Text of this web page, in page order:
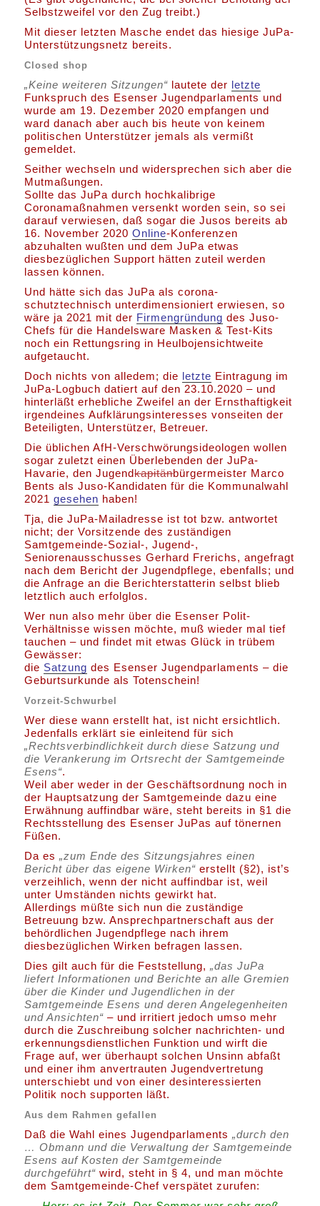
Selbstzweifel vor den Zug treibt.)
Mit dieser letzten Masche endet das hiesige JuPa-
Unterstützungsnetz bereits.
Closed shop
„Keine weiteren Sitzungen“ lautete der letzte
Funkspruch des Esenser Jugendparlaments und
wurde am 19. Dezember 2020 empfangen und
ward danach aber auch bis heute von keinem
politischen Unterstützer jemals als vermißt
gemeldet.
Seither wechseln und widersprechen sich aber die
Mutmaßungen.
Sollte das JuPa durch hochkalibrige
Coronamaßnahmen versenkt worden sein, so sei
darauf verwiesen, daß sogar die Jusos bereits ab
16. November 2020Online-Konferenzen
abzuhalten wußten und dem JuPa etwas
diesbezüglichen Support hätten zuteil werden
lassen können.
Und hätte sich das JuPa als corona-
schutztechnisch unterdimensioniert erwiesen, so
wäre ja 2021 mit der Firmengründung des Juso-
Chefs für die Handelsware Masken & Test-Kits
noch ein Rettungsring in Heulbojensichtweite
aufgetaucht.
Doch nichts von alledem; die letzte Eintragung im
JuPa-Logbuch datiert auf den 23.10.2020 – und
hinterläßt erhebliche Zweifel an der Ernsthaftigkeit
irgendeines Aufklärungsinteresses vonseiten der
Beteiligten, Unterstützer, Betreuer.
Die üblichen AfH-Verschwörungsideologen wollen
sogar zuletzt einen Überlebenden der JuPa-
Havarie, den Jugendkapitänbürgermeister Marco
Bents als Juso-Kandidaten für die Kommunalwahl
2021gesehen haben!
Tja, die JuPa-Mailadresse ist tot bzw. antwortet
nicht; der Vorsitzende des zuständigen
Samtgemeinde-Sozial-, Jugend-,
Seniorenausschusses Gerhard Frerichs, angefragt
nach dem Bericht der Jugendpflege, ebenfalls; und
die Anfrage an die Berichterstatterin selbst blieb
letztlich auch erfolglos.
Wer nun also mehr über die Esenser Polit-
Verhältnisse wissen möchte, muß wieder mal tief
tauchen – und findet mit etwas Glück in trübem
Gewässer:
die Satzung des Esenser Jugendparlaments – die
Geburtsurkunde als Totenschein!
Vorzeit-Schwurbel
Wer diese wann erstellt hat, ist nicht ersichtlich.
Jedenfalls erklärt sie einleitend für sich
„Rechtsverbindlichkeit durch diese Satzung und
die Verankerung im Ortsrecht der Samtgemeinde
Esens“.
Weil aber weder in der Geschäftsordnung noch in
der Hauptsatzung der Samtgemeinde dazu eine
Erwähnung auffindbar wäre, steht bereits in §1 die
Rechtsstellung des Esenser JuPas auf tönernen
Füßen.
Da es„zum Ende des Sitzungsjahres einen
Bericht über das eigene Wirken“ erstellt (§2), ist’s
verzeihlich, wenn der nicht auffindbar ist, weil
unter Umständen nichts gewirkt hat.
Allerdings müßte sich nun die zuständige
Betreuung bzw. Ansprechpartnerschaft aus der
behördlichen Jugendpflege nach ihrem
diesbezüglichen Wirken befragen lassen.
Dies gilt auch für die Feststellung, „das JuPa
liefert Informationen und Berichte an alle Gremien
über die Kinder und Jugendlichen in der
Samtgemeinde Esens und deren Angelegenheiten
und Ansichten“ – und irritiert jedoch umso mehr
durch die Zuschreibung solcher nachrichten- und
erkennungsdienstlichen Funktion und wirft die
Frage auf, wer überhaupt solchen Unsinn abfaßt
und einer ihm anvertrauten Jugendvertretung
unterschiebt und von einer desinteressierten
Politik noch supporten läßt.
Aus dem Rahmen gefallen
Daß die Wahl eines Jugendparlaments„durch den
… Obmann und die Verwaltung der Samtgemeinde
Esens auf Kosten der Samtgemeinde
durchgeführt“ wird, steht in § 4, und man möchte
dem Samtgemeinde-Chef verspätet zurufen: